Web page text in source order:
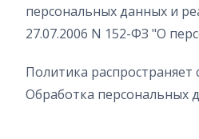
персональных данных и
27.07.2006 N 152-ФЗ "О
Политика
Обработка персональных